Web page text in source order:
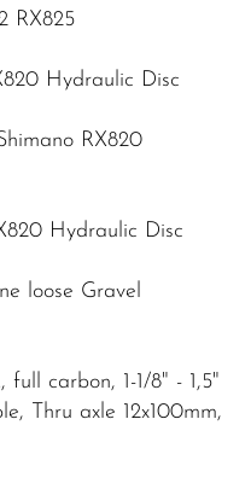
RX825
Hydraulic Disc
RX820
Hydraulic Disc
loose Gravel
carbon, 1-1/8" - 1,5"
Thru axle 12x100mm,